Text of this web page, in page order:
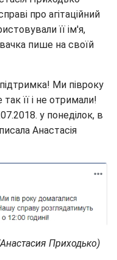
про агітаційний
її ім'я,
пише на своїй
Ми півроку
її і не отримали!
у понеділок, в
Анастасія
Приходько)